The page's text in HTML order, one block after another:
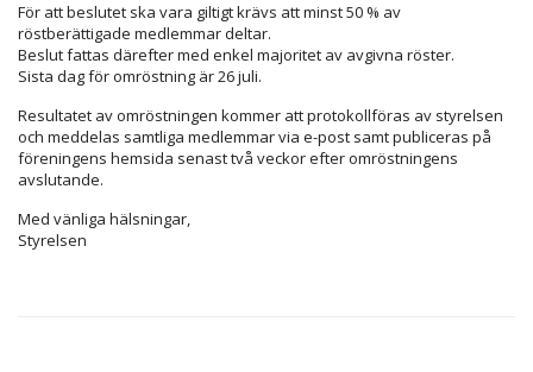
För att beslutet ska vara giltigt krävs att minst 50 % av
röstberättigade medlemmar deltar.
Beslut fattas därefter med enkel majoritet av avgivna röster.
Sista dag för omröstning är 26 juli.
Resultatet av omröstningen kommer att protokollföras av styrelsen
och meddelas samtliga medlemmar via e-post samt publiceras på
föreningens hemsida senast två veckor efter omröstningens
avslutande.
Med vänliga hälsningar,
Styrelsen